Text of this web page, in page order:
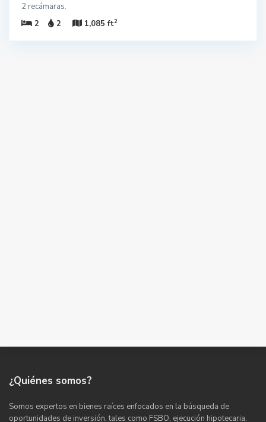
2 recámaras.
2
2 1,085 ft2
¿Quiénes somos?
Somos expertos en bienes raíces enfocados en la búsqueda de
oportunidades de inversión, tales como FSBO, ejecución hipotecaria,